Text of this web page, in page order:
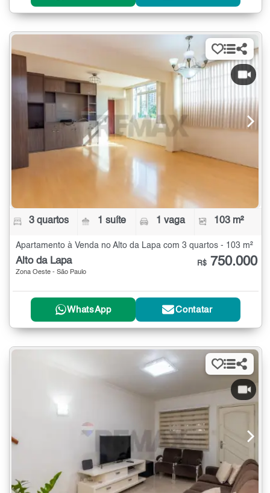
3 quartos 1 suíte 1 vaga 103 m²
Apartamento à Venda no Alto da Lapa com 3 quartos - 103 m²
Alto da Lapa
Zona Oeste - São Paulo
R$ 750.000
WhatsApp Contatar